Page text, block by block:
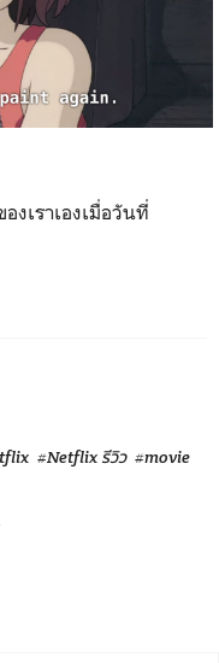
งเราเองเมื่อวันที่
#Netflix รีวิว #movie